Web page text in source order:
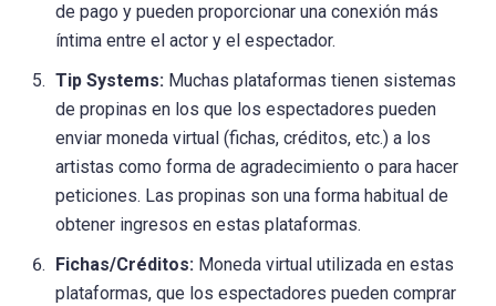
de pago y pueden proporcionar una conexión más
íntima entre el actor y el espectador.
Tip Systems: Muchas plataformas tienen sistemas
de propinas en los que los espectadores pueden
enviar moneda virtual (fichas, créditos, etc.) a los
artistas como forma de agradecimiento o para hacer
peticiones. Las propinas son una forma habitual de
obtener ingresos en estas plataformas.
Fichas/Créditos: Moneda virtual utilizada en estas
plataformas, que los espectadores pueden comprar